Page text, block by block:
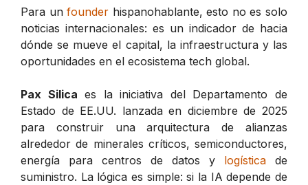
Para unfounder hispanohablante, esto no es solo
noticias internacionales: es un indicador de hacia
dónde se mueve el capital, la infraestructura y las
oportunidades en el ecosistema tech global.
Pax Silica es la iniciativa del Departamento de
Estado de EE.UU. lanzada en diciembre de 2025
para construir una arquitectura de alianzas
alrededor de minerales críticos, semiconductores,
energía para centros de datos y logística de
suministro. La lógica es simple: si la IA depende de